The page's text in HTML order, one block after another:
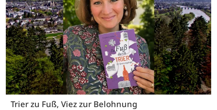
Trier zu Fuß, Viez zur Belohnung